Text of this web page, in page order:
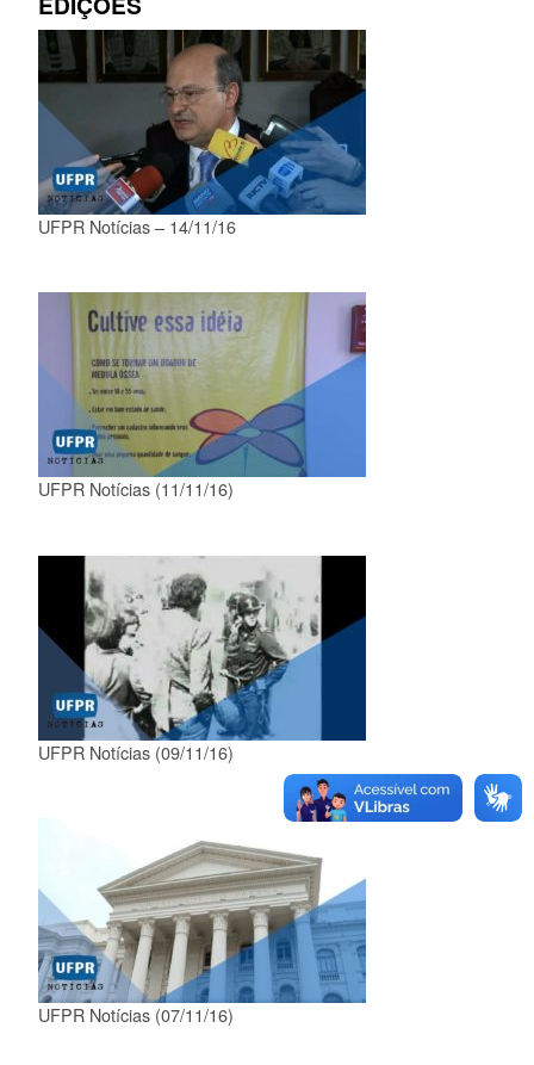
UFPR Notícias – 14/11/16
UFPR Notícias (11/11/16)
UFPR Notícias (09/11/16)
UFPR Notícias (07/11/16)